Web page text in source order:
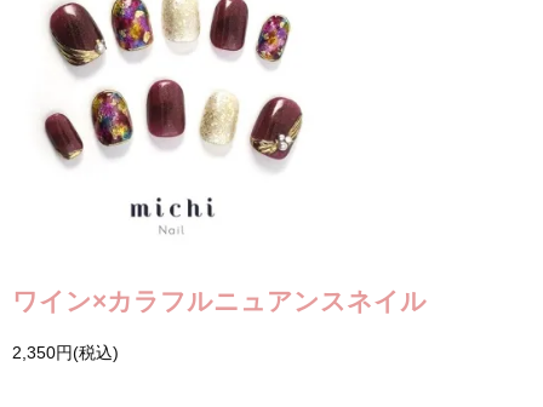
ワイン×カラフルニュアンスネイル
2,350円(税込)